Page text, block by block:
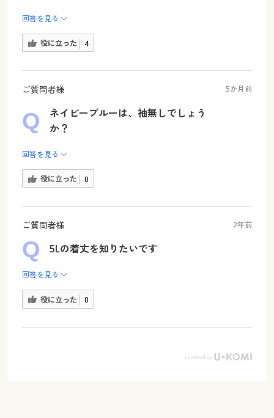
回答を見る
役に立った 4
ご質問者様 5か月前
ネイビーブルーは、袖無しでしょう
か？
回答を見る
役に立った 0
ご質問者様 2年前
5Lの着丈を知りたいです
回答を見る
役に立った 0